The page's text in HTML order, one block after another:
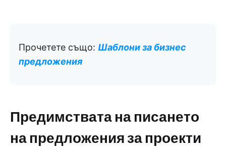
Прочетете също: Шаблони за бизнес
предложения
Предимствата на писането
на предложения за проекти